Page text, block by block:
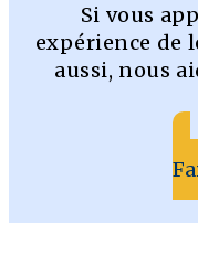
Si vous
expérience de
aussi, nous